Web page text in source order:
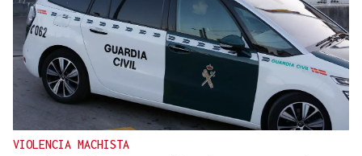
VIOLENCIA MACHISTA